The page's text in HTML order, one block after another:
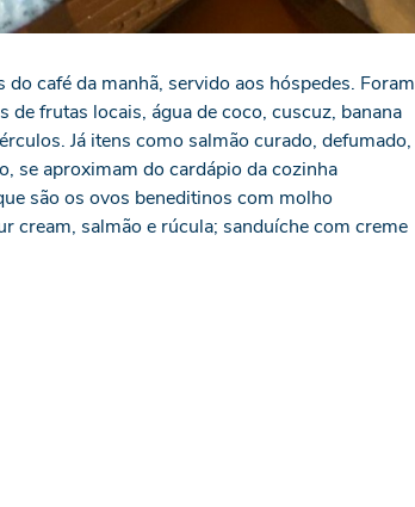
café da manhã, servido aos hóspedes. Foram
frutas locais, água de coco, cuscuz, banana
Já itens como salmão curado, defumado,
se aproximam do cardápio da cozinha
são os ovos beneditinos com molho
cream, salmão e rúcula; sanduíche com creme